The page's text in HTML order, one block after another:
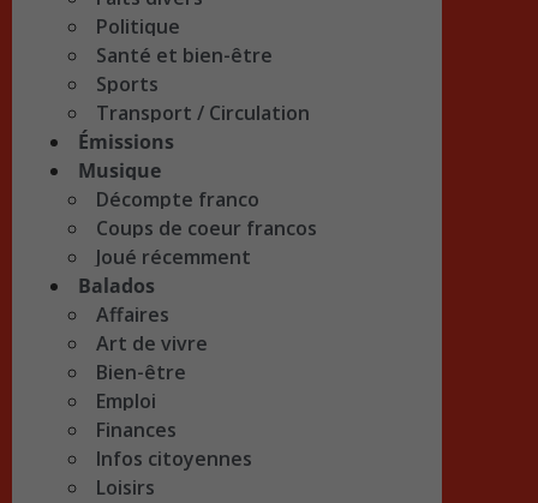
Politique
Santé et bien-être
Sports
Transport / Circulation
Émissions
Musique
Décompte franco
Coups de coeur francos
Joué récemment
Balados
Affaires
Art de vivre
Bien-être
Emploi
Finances
Infos citoyennes
Loisirs